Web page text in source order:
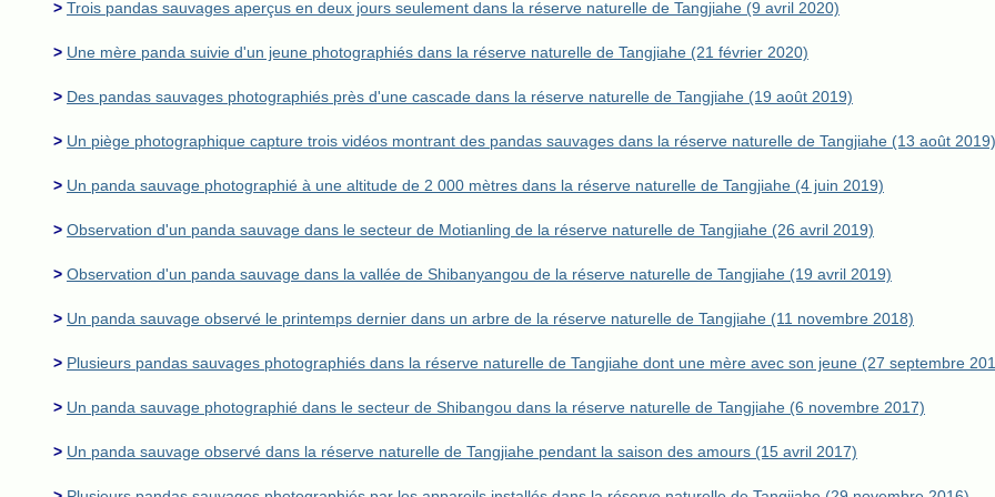
> Trois pandas sauvages aperçus en deux jours seulement dans la réserve naturelle de Tangjiahe (9 avril 2020)
> Une mère panda suivie d'un jeune photographiés dans la réserve naturelle de Tangjiahe (21 février 2020)
> Des pandas sauvages photographiés près d'une cascade dans la réserve naturelle de Tangjiahe (19 août 2019)
> Un piège photographique capture trois vidéos montrant des pandas sauvages dans la réserve naturelle de Tangjiahe (13 août 2019)
> Un panda sauvage photographié à une altitude de 2 000 mètres dans la réserve naturelle de Tangjiahe (4 juin 2019)
> Observation d'un panda sauvage dans le secteur de Motianling de la réserve naturelle de Tangjiahe (26 avril 2019)
> Observation d'un panda sauvage dans la vallée de Shibanyangou de la réserve naturelle de Tangjiahe (19 avril 2019)
> Un panda sauvage observé le printemps dernier dans un arbre de la réserve naturelle de Tangjiahe (11 novembre 2018)
> Plusieurs pandas sauvages photographiés dans la réserve naturelle de Tangjiahe dont une mère avec son jeune (27 septembre
> Un panda sauvage photographié dans le secteur de Shibangou dans la réserve naturelle de Tangjiahe (6 novembre 2017)
> Un panda sauvage observé dans la réserve naturelle de Tangjiahe pendant la saison des amours (15 avril 2017)